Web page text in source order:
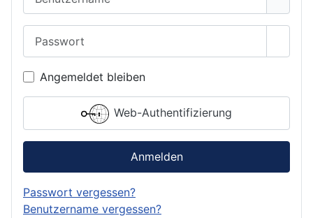
Angemeldet bleiben
Web-Authentifizierung
Anmelden
Passwort vergessen?
Benutzername vergessen?